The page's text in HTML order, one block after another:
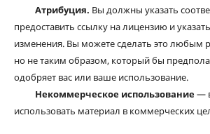
Атрибуция. Вы должны указать
предоставить ссылку на лицензию и
изменения. Вы можете сделать это любым
но не таким образом, который бы
одобряет вас или ваше использование.
Некоммерческое использование—
использовать материал в коммерческих